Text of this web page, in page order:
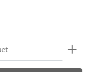
la quantité